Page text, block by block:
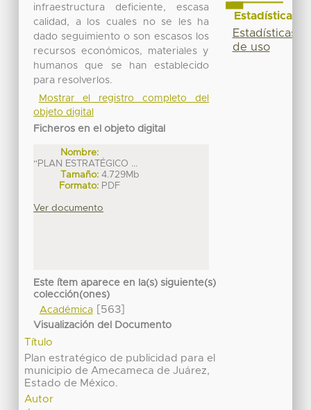
infraestructura deficiente, escasa
calidad, a los cuales no se les ha
dado seguimiento o son escasos los
recursos económicos, materiales y
humanos que se han establecido
para resolverlos.
Mostrar el registro completo del
objeto digital
Ficheros en el objeto digital
Nombre:
“PLAN ESTRATÉGICO ...
Tamaño: 4.729Mb
Formato: PDF
Ver documento
Este ítem aparece en la(s) siguiente(s)
colección(ones)
Académica[563]
Visualización del Documento
Título
Plan estratégico de publicidad para el
municipio de Amecameca de Juárez,
Estado de México.
Autor
Estadísticas
Estadísticas
de uso